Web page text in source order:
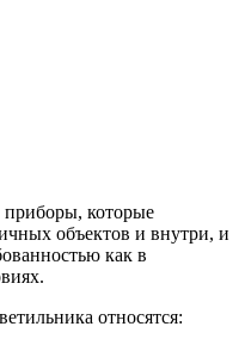
приборы, которые
объектов и внутри, и
как в
относятся: